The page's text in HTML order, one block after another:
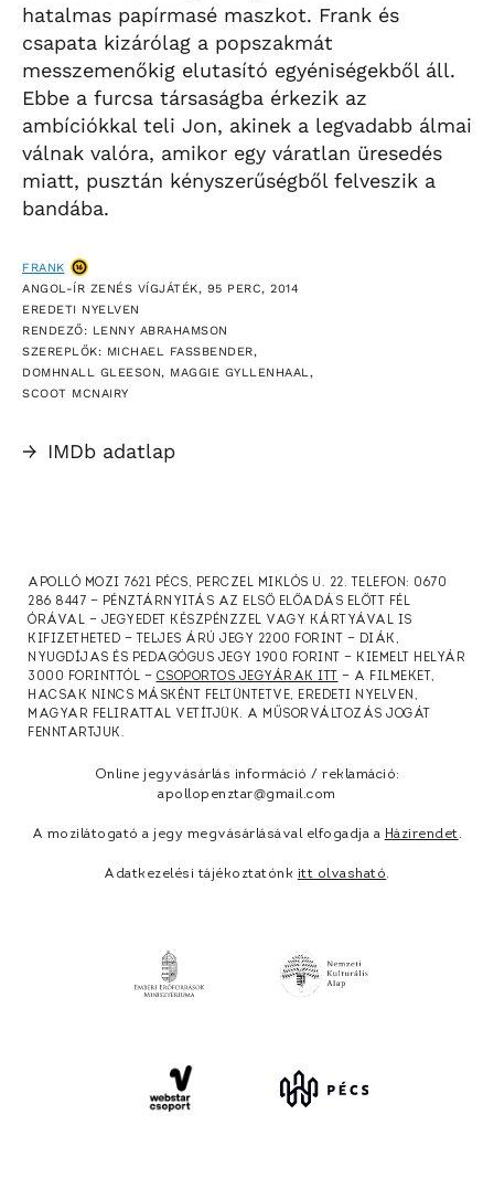
hatalmas papírmasé maszkot. Frank és
csapata kizárólag a popszakmát
messzemenőkig elutasító egyéniségekből áll.
Ebbe a furcsa társaságba érkezik az
ambíciókkal teli Jon, akinek a legvadabb álmai
válnak valóra, amikor egy váratlan üresedés
miatt, pusztán kényszerűségből felveszik a
bandába.
FRANK
ANGOL-ÍR ZENÉS VÍGJÁTÉK, 95 PERC, 2014
EREDETI NYELVEN
RENDEZŐ: LENNY ABRAHAMSON
SZEREPLŐK: MICHAEL FASSBENDER,
DOMHNALL GLEESON, MAGGIE GYLLENHAAL,
SCOOT MCNAIRY
→ IMDb adatlap
APOLLÓ MOZI 7621 PÉCS, PERCZEL MIKLÓS U. 22. TELEFON: 0670
286 8447 — PÉNZTÁRNYITÁS AZ ELSŐ ELŐADÁS ELŐTT FÉL
ÓRÁVAL — JEGYEDET KÉSZPÉNZZEL VAGY KÁRTYÁVAL IS
KIFIZETHETED — TELJES ÁRÚ JEGY 2200 FORINT — DIÁK,
NYUGDÍJAS ÉS PEDAGÓGUS JEGY 1900 FORINT — KIEMELT HELYÁR
3000 FORINTTÓL — CSOPORTOS JEGYÁRAK ITT
— A FILMEKET,
HACSAK NINCS MÁSKÉNT FELTÜNTETVE, EREDETI NYELVEN,
MAGYAR FELIRATTAL VETÍTJÜK. A MŰSORVÁLTOZÁS JOGÁT
FENNTARTJUK.
Online jegyvásárlás információ / reklamáció:
apollopenztar@gmail.com
A mozilátogató a jegy megvásárlásával elfogadja a Házirendet.
Adatkezelési tájékoztatónk itt olvasható.